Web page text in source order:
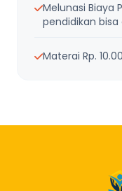
Melunasi Biaya
pendidikan bisa
Materai Rp.